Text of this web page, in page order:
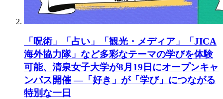
「呪術」「占い」「観光・メディア」「JICA
海外協力隊」など多彩なテーマの学びを体験
可能、清泉女子大学が8月19日にオープンキャ
ンパス開催 ―「好き」が「学び」につながる
特別な一日